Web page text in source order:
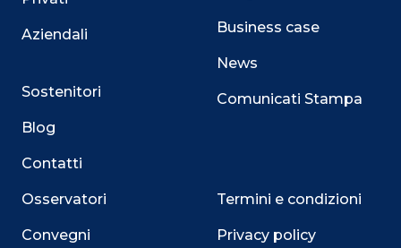
Aziendali
Sostenitori
Blog
Contatti
Osservatori
Convegni
Business case
News
Comunicati Stampa
Termini e condizioni
Privacy policy